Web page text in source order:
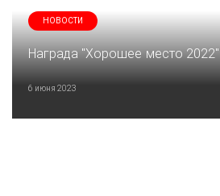
НОВОСТИ
Награда "Хорошее место 2022"
6 июня 2023